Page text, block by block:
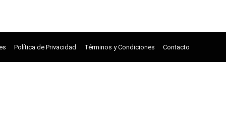
Política de Privacidad Términos y Condiciones Contacto